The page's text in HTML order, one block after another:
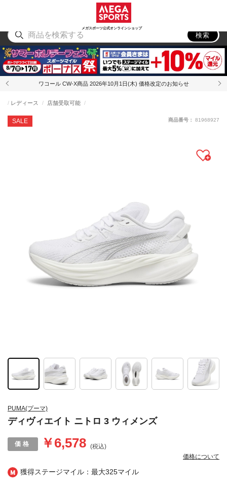
メガスポーツ公式オンラインショップ
アウトドア
検索
ワコール CW-X商品 2026年10月1日(木) 価格改定のお知らせ
獲得ステージマイル：最大325マイル
PUMA(プーマ)
ディヴィエイト ニトロ 3 ウィメンズ
SALE
レディース 店舗受取可能
￥6,578 (税込)
価格について
商品番号： 81968927